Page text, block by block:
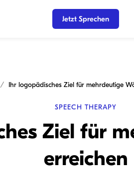
Jetzt Sprechen
SPEECH THERAPY
Ziel für
erreichen